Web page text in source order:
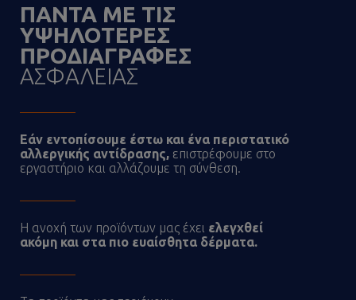
ΠΑΝΤΑ ΜΕ ΤΙΣ
ΥΨΗΛΟΤΕΡΕΣ
ΠΡΟΔΙΑΓΡΑΦΕΣ
ΑΣΦΑΛΕΙΑΣ
Εάν εντοπίσουμε έστω και ένα περιστατικό
αλλεργικής αντίδρασης, επιστρέφουμε στο
εργαστήριο και αλλάζουμε τη σύνθεση.
Η ανοχή των προϊόντων μας έχει ελεγχθεί
ακόμη και στα πιο ευαίσθητα δέρματα.